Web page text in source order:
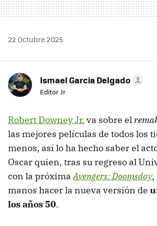
22 Octubre 2025
Ismael Garcia Delgado
Editor Jr
Robert Downey Jr. va sobre el
las mejores películas de todos los
menos, así lo ha hecho saber el
Oscar quien, tras su regreso al
con la próximaAvengers: Doomsday,
manos hacer la nueva versión de
los años 50.